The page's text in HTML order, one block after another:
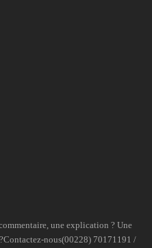
une explication ? Une
nous(00228) 70171191 /